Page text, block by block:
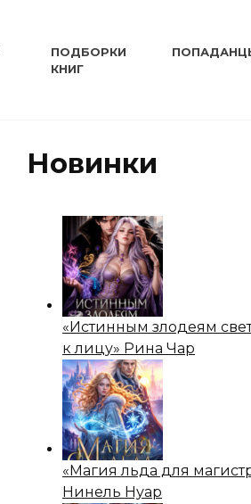
ПОДБОРКИ
КНИГ
Новинки
«Истинным злодеям
к лицу» Рина Чар
«Магия льда для
Нинель Нуар